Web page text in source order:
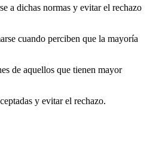
a dichas normas y evitar el rechazo
cuando perciben que la mayoría
de aquellos que tienen mayor
y evitar el rechazo.